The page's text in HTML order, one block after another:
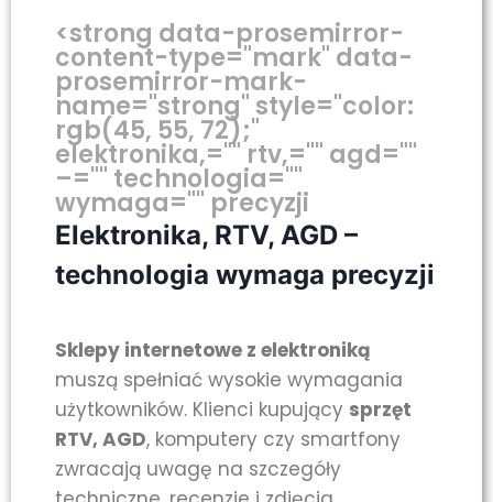
<strong data-prosemirror-
content-type="mark" data-
prosemirror-mark-
name="strong" style="color:
rgb(45, 55, 72);"
elektronika,="" rtv,="" agd=""
–="" technologia=""
wymaga="" precyzji
Elektronika, RTV, AGD –
technologia wymaga precyzji
Sklepy internetowe z elektroniką
muszą spełniać wysokie wymagania
użytkowników. Klienci kupujący sprzęt
RTV, AGD, komputery czy smartfony
zwracają uwagę na szczegóły